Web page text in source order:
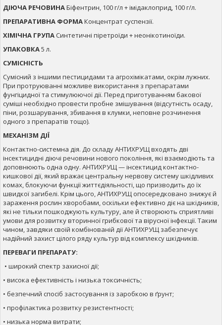
ДІЮЧА РЕЧОВИНАБіфентрин, 100 г/л + імідаклоприд, 100 г/л.
ПРЕПАРАТИВНА ФОРМАКонцентрат суспензії.
ХІМІЧНА ГРУПАСинтетичні піретроїди + неонікотиноїди.
УПАКОВКА5 л.
СУМІСНІСТЬ
Сумісний з іншими пестицидами та агрохімікатами, окрім лужних.
При протруюванні можливе використання з препаратами
фунгіцидної та стимулюючої дії. Перед приготуванням бакової
суміші необхідно провести пробне змішування (відсутність осаду,
піни, розшарування, збивання в клумки, неповне розчинення
одного з препаратів тощо).
МЕХАНІЗМ ДІЇ
Контактно-системна дія. До складу АНТИХРУЩ входять дві
інсектицидні діючі речовини нового покоління, які взаємодіють та
доповнюють одна одну. АНТИХРУЩ — інсектицид контактно-
кишкової дії, який вражає центральну нервову систему шкідливих
комах, блокуючи функції життєдіяльності, що призводить до їх
швидкої загибелі. Крім цього, АНТИХРУЩ опосередковано знижує й
зараження рослин хворобами, оскільки ефективно діє на шкідників,
які не тільки пошкоджують культуру, але й створюють сприятливі
умови для розвитку вторинної грибкової та вірусної інфекції. Таким
чином, завдяки своїй комбінованій дії АНТИХРУЩ забезпечує
надійний захист цілого ряду культур від комплексу шкідників.
ПЕРЕВАГИ ПРЕПАРАТУ:
• широкий спектр захисної дії;
• висока ефективність і низька токсичність;
• безпечний спосіб застосування із заробкою в ґрунт;
• профілактика розвитку резистентності;
• низька норма витрати;